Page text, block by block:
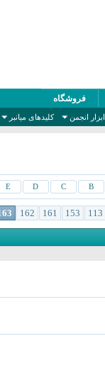
ابزار انجمن کلیدهای میانبر
فروشگاه
B
C
D
E
113
153
161
162